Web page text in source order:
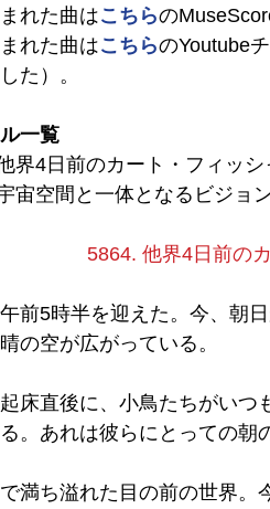
れた曲はこちらの
れた曲はこちらのYoutube
た）。
一覧
界4日前のカート・フィッ
宙空間と一体となるビジョ
5864. 他界4日前の
前5時半を迎えた。今、朝
の空が広がっている。
床直後に、小鳥たちがいつ
。あれは彼らにとっての朝
満ち溢れた目の前の世界。